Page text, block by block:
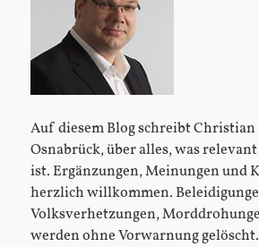
Auf diesem Blog schreibt Christian
Osnabrück, über alles, was
ist. Ergänzungen, Meinungen und
herzlich willkommen.
Volksverhetzungen,
werden ohne Vorwarnung gelöscht.